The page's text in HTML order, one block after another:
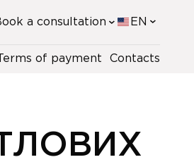
a consultation EN
of payment Contacts